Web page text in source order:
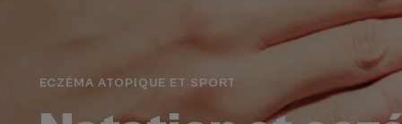
ECZÉMA ATOPIQUE ET SPORT